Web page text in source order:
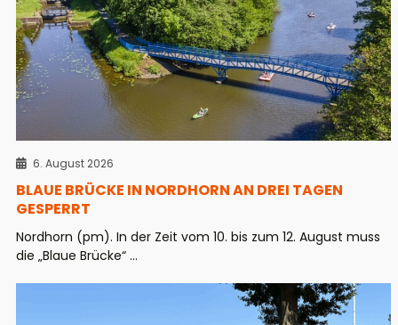
6. August 2026
BLAUE BRÜCKE IN NORDHORN AN DREI TAGEN
GESPERRT
Nordhorn (pm). In der Zeit vom 10. bis zum 12. August muss
die „Blaue Brücke“ ...